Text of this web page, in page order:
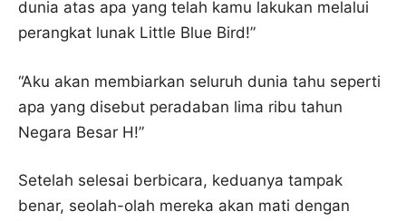
dunia atas apa yang telah kamu lakukan melalui
perangkat lunak Little Blue Bird!”
“Aku akan membiarkan seluruh dunia tahu seperti
apa yang disebut peradaban lima ribu tahun
Negara Besar H!”
Setelah selesai berbicara, keduanya tampak
benar, seolah-olah mereka akan mati dengan